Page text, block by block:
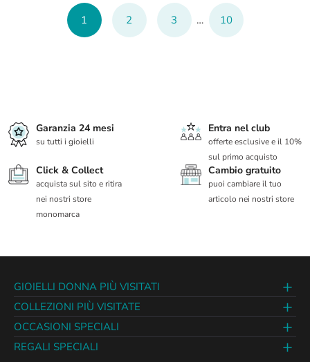
1 2 3 … 10
Garanzia 24 mesi
su tutti i gioielli
Entra nel club
offerte esclusive e il 10%
sul primo acquisto
Click & Collect
acquista sul sito e ritira
nei nostri store
monomarca
Cambio gratuito
puoi cambiare il tuo
articolo nei nostri store
GIOIELLI DONNA PIÙ VISITATI
COLLEZIONI PIÙ VISITATE
OCCASIONI SPECIALI
REGALI SPECIALI